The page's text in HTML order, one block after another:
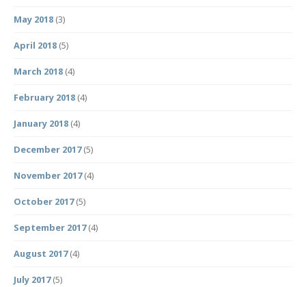
May 2018 (3)
April 2018 (5)
March 2018 (4)
February 2018 (4)
January 2018 (4)
December 2017(5)
November 2017(4)
October 2017(5)
September 2017(4)
August 2017(4)
July 2017(5)